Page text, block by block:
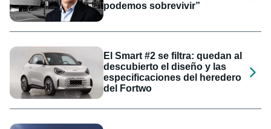
podemos sobrevivir”
El Smart #2 se filtra: quedan al
descubierto el diseño y las
especificaciones del heredero
del Fortwo